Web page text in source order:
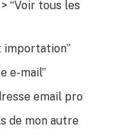
“Voir tous les
importation”
e-mail”
email pro
de mon autre